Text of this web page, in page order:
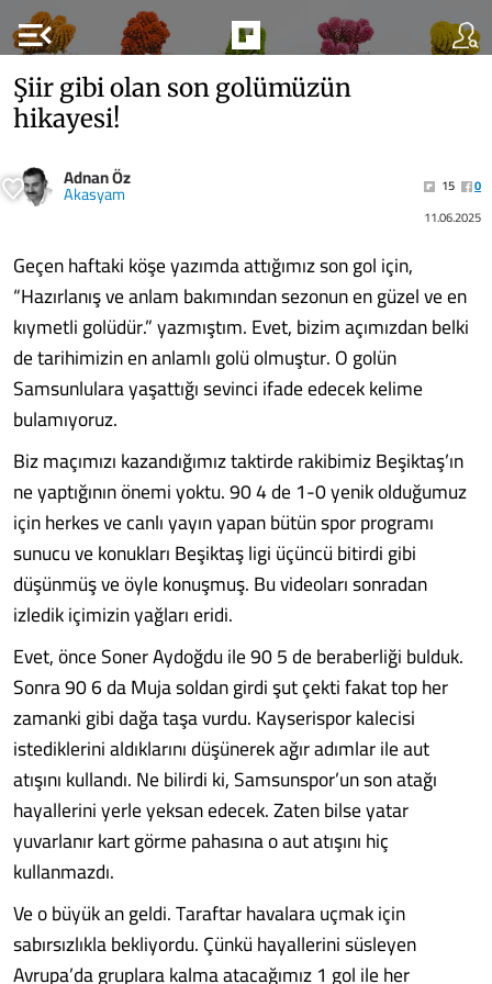
menu_open
Şiir gibi olan son golümüzün
hikayesi!
Adnan Öz
Akasyam 15
0
11.06.2025
Geçen haftaki köşe yazımda attığımız son gol için,
“Hazırlanış ve anlam bakımından sezonun en güzel ve en
kıymetli golüdür.” yazmıştım. Evet, bizim açımızdan belki
de tarihimizin en anlamlı golü olmuştur. O golün
Samsunlulara yaşattığı sevinci ifade edecek kelime
bulamıyoruz.
Biz maçımızı kazandığımız taktirde rakibimiz Beşiktaş’ın
ne yaptığının önemi yoktu. 90 4 de 1-0 yenik olduğumuz
için herkes ve canlı yayın yapan bütün spor programı
sunucu ve konukları Beşiktaş ligi üçüncü bitirdi gibi
düşünmüş ve öyle konuşmuş. Bu videoları sonradan
izledik içimizin yağları eridi.
Evet, önce Soner Aydoğdu ile 90 5 de beraberliği bulduk.
Sonra 90 6 da Muja soldan girdi şut çekti fakat top her
zamanki gibi dağa taşa vurdu. Kayserispor kalecisi
istediklerini aldıklarını düşünerek ağır adımlar ile aut
atışını kullandı. Ne bilirdi ki, Samsunspor’un son atağı
hayallerini yerle yeksan edecek. Zaten bilse yatar
yuvarlanır kart görme pahasına o aut atışını hiç
kullanmazdı.
Ve o büyük an geldi. Taraftar havalara uçmak için
sabırsızlıkla bekliyordu. Çünkü hayallerini süsleyen
Avrupa’da gruplara kalma atacağımız 1 gol ile her